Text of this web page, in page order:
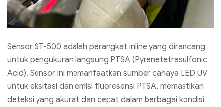
Sensor ST-500 adalah perangkat inline yang dirancang
untuk pengukuran langsung PTSA (Pyrenetetrasulfonic
Acid). Sensor ini memanfaatkan sumber cahaya LED UV
untuk eksitasi dan emisi fluoresensi PTSA, memastikan
deteksi yang akurat dan cepat dalam berbagai kondisi